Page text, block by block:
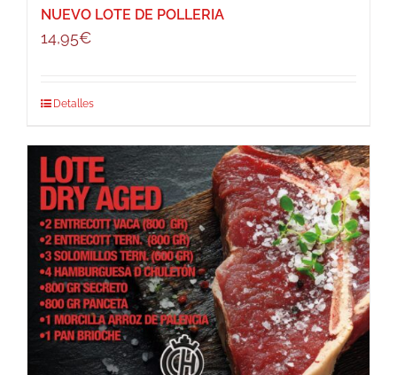
NUEVO LOTE DE POLLERIA
14,95€
Detalles